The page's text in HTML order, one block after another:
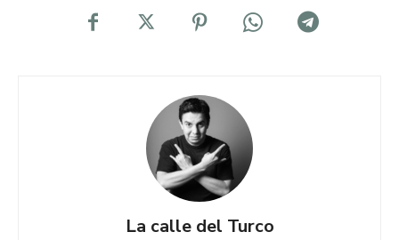
La calle del Turco